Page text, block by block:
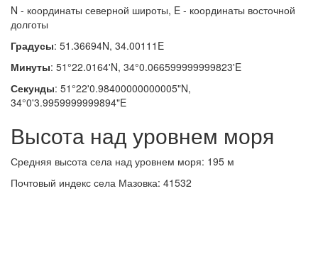
N - координаты северной широты, E - координаты восточной
долготы
Градусы: 51.36694N, 34.00111E
Минуты: 51°22.0164'N, 34°0.066599999999823'E
Секунды: 51°22'0.98400000000005"N,
34°0'3.9959999999894"E
Высота над уровнем моря
Средняя высота села над уровнем моря: 195 м
Почтовый индекс села Мазовка: 41532